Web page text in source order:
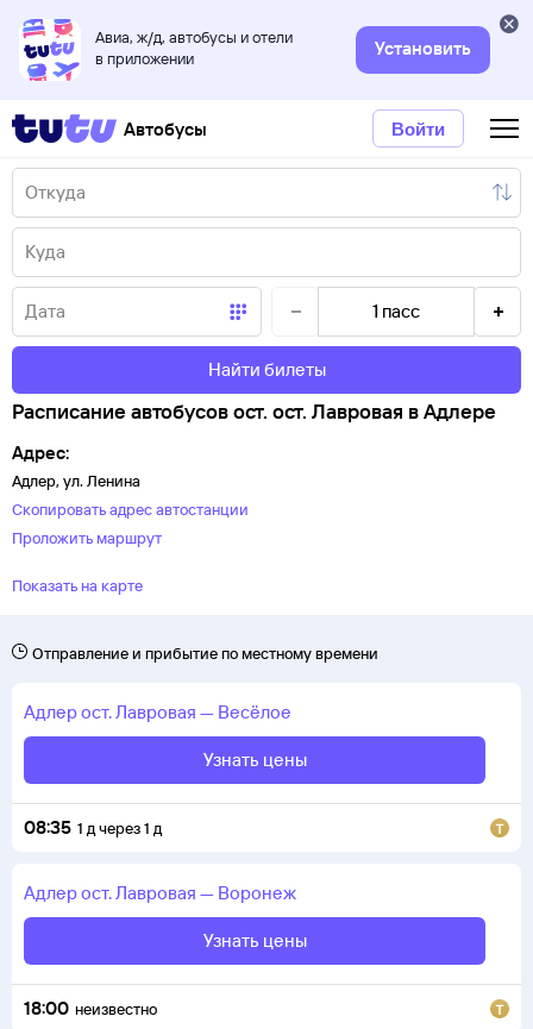
Авиа, ж/д, автобусы и отели
в приложении
Установить
Автобусы Войти
1 пасс
Найти билеты
Расписание автобусов ост. ост. Лавровая в Адлере
Адрес:
Адлер, ул. Ленина
Скопировать адрес автостанции
Проложить маршрут
Показать на карте
Отправление и прибытие по местному времени
Адлерост. Лавровая — Весёлое
Узнать цены
08:35 1 дчерез1 д
Адлерост. Лавровая — Воронеж
Узнать цены
18:00 неизвестно